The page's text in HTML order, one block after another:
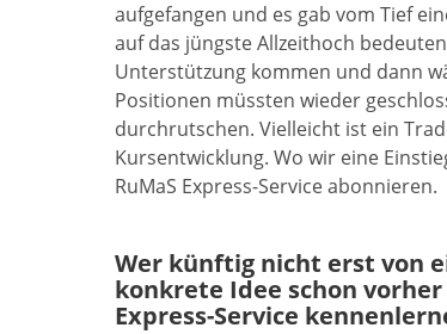
aufgefangen und es gab vom Tief
auf das jüngste Allzeithoch
Unterstützung kommen und dann
Positionen müssten wieder
durchrutschen. Vielleicht ist ein
Kursentwicklung. Wo wir eine
RuMaS Express-Service abonnieren.
Wer künftig nicht erst von
konkrete Idee schon
Express-Service